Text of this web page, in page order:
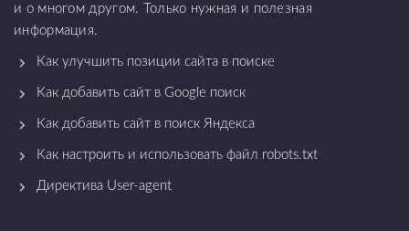
и о многом другом. Только нужная и полезная
информация.
Как улучшить позиции сайта в поиске
Как добавить сайт в Google поиск
Как добавить сайт в поиск Яндекса
Как настроить и использовать файл robots.txt
Директива User-agent